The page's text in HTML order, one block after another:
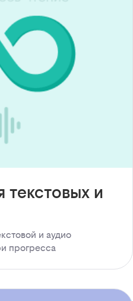
текстовых и
и аудио
прогресса